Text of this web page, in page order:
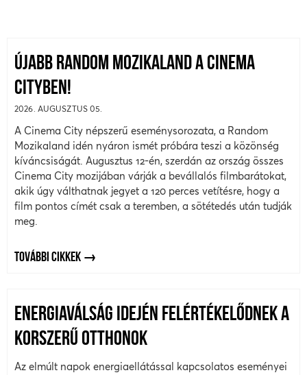
ÚJABB RANDOM MOZIKALAND A CINEMA
CITYBEN!
2026. AUGUSZTUS 05.
A Cinema City népszerű eseménysorozata, a Random
Mozikaland idén nyáron ismét próbára teszi a közönség
kíváncsiságát. Augusztus 12-én, szerdán az ország összes
Cinema City mozijában várják a bevállalós filmbarátokat,
akik úgy válthatnak jegyet a 120 perces vetítésre, hogy a
film pontos címét csak a teremben, a sötétedés után tudják
meg.
TOVÁBBI CIKKEK
ENERGIAVÁLSÁG IDEJÉN FELÉRTÉKELŐDNEK A
KORSZERŰ OTTHONOK
Az elmúlt napok energiaellátással kapcsolatos eseményei